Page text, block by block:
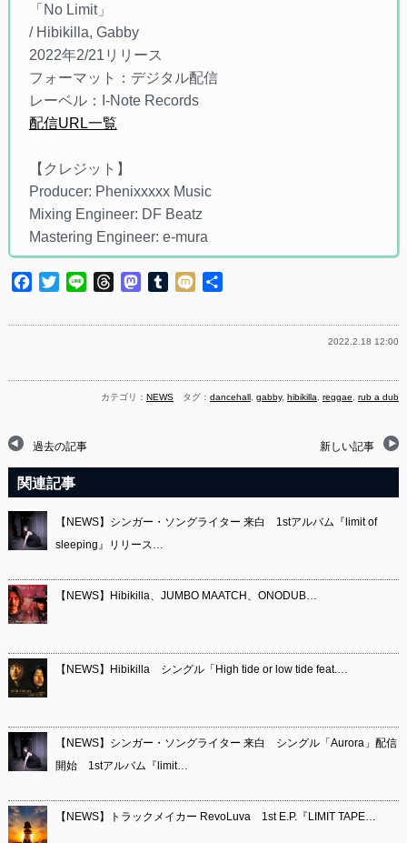
「No Limit」
/ Hibikilla, Gabby
2022年2/21リリース
フォーマット：デジタル配信
レーベル：I-Note Records
配信URL一覧
【クレジット】
Producer: Phenixxxxx Music
Mixing Engineer: DF Beatz
Mastering Engineer: e-mura
Facebook
TwitterLine ThreadsMastodon
Tumblr
Mixi
2022.2.18 12:00
カテゴリ： NEWS タグ：dancehall ,gabby, hibikilla,reggae,rub a dub
過去の記事 新しい記事
関連記事
【NEWS】シンガー・ソングライター 来白 1stアルバム『limit of
sleeping』リリース…
【NEWS】Hibikilla、JUMBO MAATCH、ONODUB…
【NEWS】Hibikilla シングル「High tide or low tide feat.…
【NEWS】シンガー・ソングライター 来白 シングル「Aurora」配信
開始 1stアルバム『limit…
【NEWS】トラックメイカー RevoLuva 1st E.P.『LIMIT TAPE…